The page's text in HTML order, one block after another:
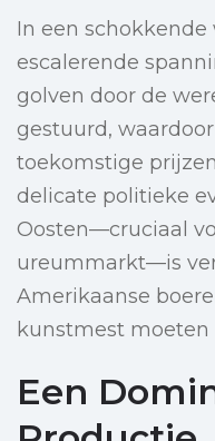
In een
escalerende
golven door de
gestuurd,
toekomstige
delicate politieke
Oosten—cruciaal
ureummarkt—is
Amerikaanse
kunstmest moeten
Een